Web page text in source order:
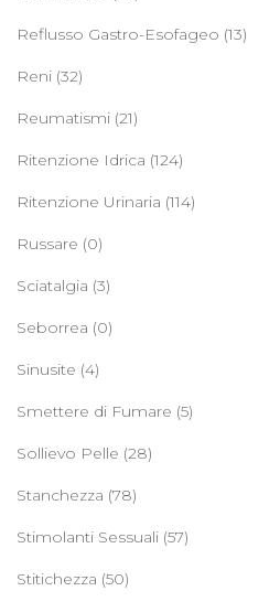
Reflusso Gastro-Esofageo (13)
Reni (32)
Reumatismi (21)
Ritenzione Idrica (124)
Ritenzione Urinaria (114)
Russare (0)
Sciatalgia (3)
Seborrea (0)
Sinusite (4)
Smettere di Fumare (5)
Sollievo Pelle (28)
Stanchezza (78)
Stimolanti Sessuali (57)
Stitichezza (50)